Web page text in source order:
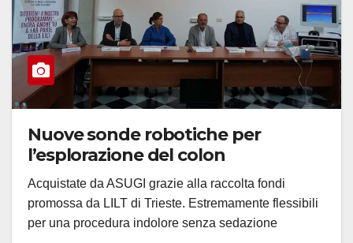
Nuove sonde robotiche per
l’esplorazione del colon
Acquistate da ASUGI grazie alla raccolta fondi
promossa da LILT di Trieste. Estremamente flessibili
per una procedura indolore senza sedazione